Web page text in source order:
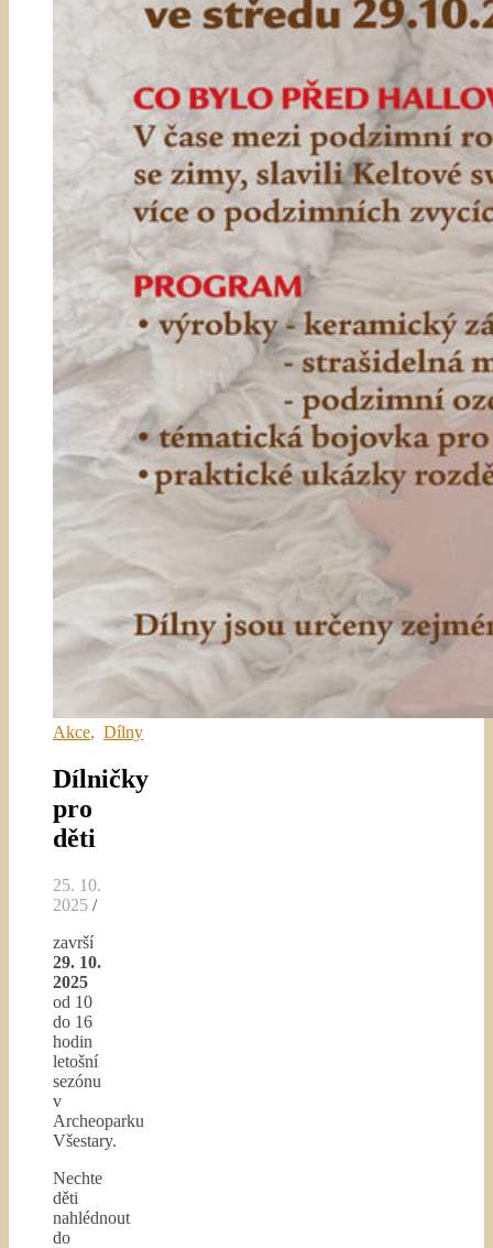
Akce, Dílny
Dílničky
pro
děti
25. 10.
2025 /
završí
29. 10.
2025
od 10
do 16
hodin
letošní
sezónu
v
Archeoparku
Všestary.
Nechte
děti
nahlédnout
do